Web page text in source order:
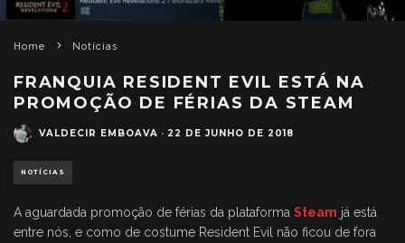
Home Notícias
FRANQUIA RESIDENT EVIL ESTÁ NA
PROMOÇÃO DE FÉRIAS DA STEAM
VALDECIR EMBOAVA · 22 DE JUNHO DE 2018
NOTÍCIAS
A aguardada promoção de férias da plataforma Steam já está
entre nós, e como de costume Resident Evil não ficou de fora